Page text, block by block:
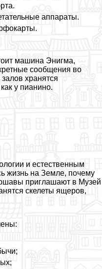
аппараты.
машина Энигма,
сообщения во
хранятся
у пианино.
и естественным
жизнь на Земле, почему
приглашают в Музей
скелеты ящеров,